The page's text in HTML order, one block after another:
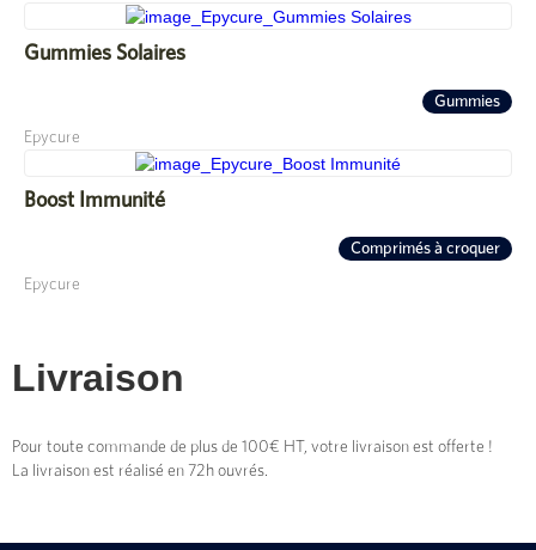
Gummies Solaires
Gummies
Epycure
Boost Immunité
Comprimés à croquer
Epycure
Livraison
Pour toute commande de plus de 100€ HT, votre livraison est offerte !
La livraison est réalisé en 72h ouvrés.